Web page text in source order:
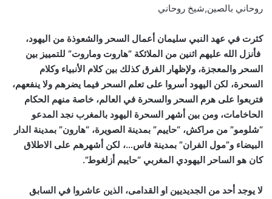
روحاني بالصين,شيخ روحاني
كثرت في عهد النبي سليمان أعمال السحر والشعوذة من اليهود،
فأنزل الله عليهم اثنين من الملائكة ”هاروت وماروت” للتمييز بين
السحر والمعجزة، ولإظهار الفرق كذلك بين كلام الأنبياء وكلام
السحرة، لكن اليهود أسروا على تعلم السحر فيما يضرهم ولا ينفعهم،
فتربعوا على هرم السحر والسحرة في العالم، خاصة منهم الحكام
الحاخامات، ومن بين أشهر السحرة اليهود بالمغرب نجد المدعو
“شلومو” من مراكش، “حاييم” بمدينة الصويرة، “هارون” بمدينة الدار
البيضاء و”مول الفران” بمدينة فاس…، لكن أشهرهم على الاطلاق
كان هو الساحر اليهودي المغربي “حاييم أزلغوط”.
لا يوجد أحد من الجديديين او القدامى، الذين عاشروا في السابق